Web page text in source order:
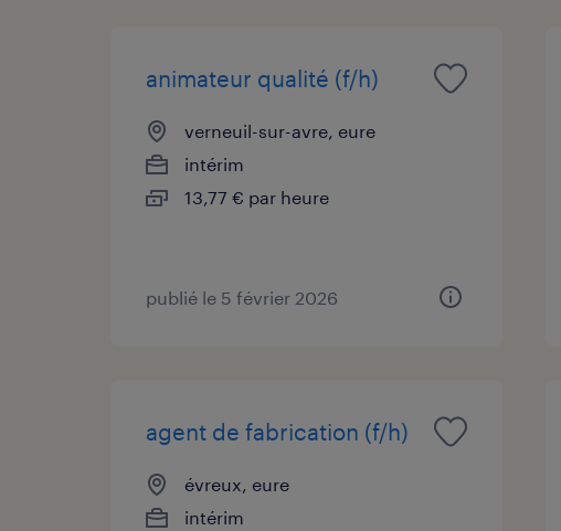
animateur qualité (f/h)
verneuil-sur-avre, eure
intérim
13,77 € par heure
publié le 5 février 2026
agent de fabrication (f/h)
évreux, eure
intérim